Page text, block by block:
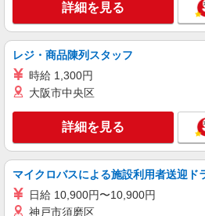
ィブ支給(規定有) ★月2回払い・週払い可能（規程
有）★ ゜・。○。・
紹介予定派遣
株式会社シエロ
携帯販売スタッフ
時給1400円〜
残業代支給 ★交通費
+゜・。○。・゜+゜
万円支給(規定有) お友達を紹介頂くと, インセンテ
ィブ支給(規定有) ★月2回払い・週払い可能（規程
有）★ ゜・。○。・
沖縄県那覇市の家
キープ
紹介予定派遣
詳細を見る
レジ・商品陳列スタッフ
時給 1,300円
大阪市中央区
詳細を見る
マイクロバスによる施設利用者送迎ド
日給 10,900円〜10,900円
神戸市須磨区